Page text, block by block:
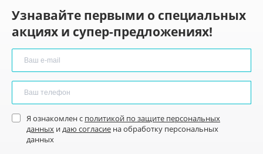
Узнавайте первыми о специальных
акциях и супер-предложениях!
Я ознакомлен с политикой по защите персональных
данных идаю согласие на обработку персональных
данных